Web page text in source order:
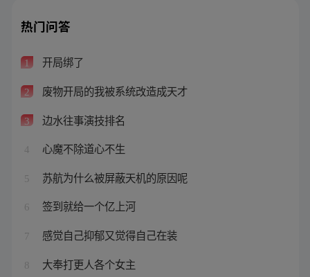
热门问答
1 开局绑了
2 废物开局的我被系统改造成天才
3 边水往事演技排名
4 心魔不除道心不生
5 苏航为什么被屏蔽天机的原因呢
6 签到就给一个亿上河
7 感觉自己抑郁又觉得自己在装
8 大奉打更人各个女主